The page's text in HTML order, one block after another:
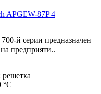
й серии предназначен
предприяти..
решетка
°С